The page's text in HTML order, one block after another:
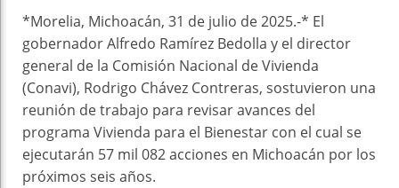
*Morelia, Michoacán, 31 de julio de 2025.-* El
gobernador Alfredo Ramírez Bedolla y el director
general de la Comisión Nacional de Vivienda
(Conavi), Rodrigo Chávez Contreras, sostuvieron una
reunión de trabajo para revisar avances del
programa Vivienda para el Bienestar con el cual se
ejecutarán 57 mil 082 acciones en Michoacán por los
próximos seis años.